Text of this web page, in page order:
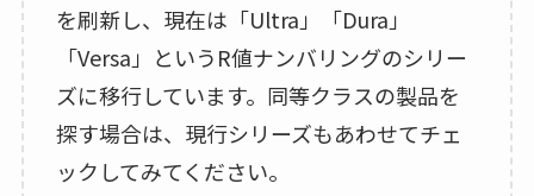
を刷新し、現在は「Ultra」「Dura」
「Versa」というR値ナンバリングのシリー
ズに移行しています。同等クラスの製品を
探す場合は、現行シリーズもあわせてチェ
ックしてみてください。